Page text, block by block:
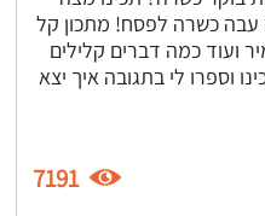
עבה כשרה לפסח! מתכון קל
ועוד כמה דברים קלילים
וספרו לי בתגובה איך יצא
7191